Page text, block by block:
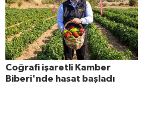
Coğrafi işaretli Kamber
Biberi'nde hasat başladı